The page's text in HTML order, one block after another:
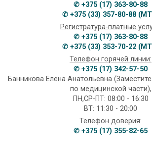
✆ +375 (17) 363-80-88
✆ +375 (33) 357-80-88
Регистратура-платные
✆ +375 (17) 363-80-88
✆ +375 (33) 353-70-22
Телефон горячей линии:
✆ +375 (17) 342-57-50
Банникова Елена Анатольевна
по медицинской части),
ПН,СР-ПТ: 08:00 - 16:30
ВТ: 11:30 - 20:00
Телефон доверия:
✆ +375 (17) 355-82-65